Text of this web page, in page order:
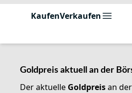
KaufenVerkaufen
Goldpreis aktuell an der
Der aktuelle Goldpreisan